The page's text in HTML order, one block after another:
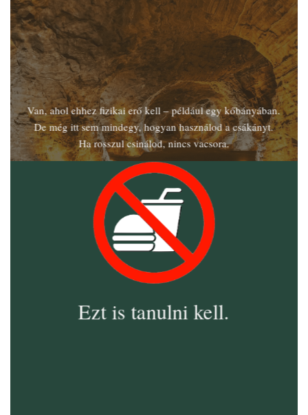
Van, ahol ehhez fizikai erő kell – például egy kőbányában.
De még itt sem mindegy, hogyan használod a csákányt.
Ha rosszul csinálod, nincs vacsora.
Ezt is tanulni kell.